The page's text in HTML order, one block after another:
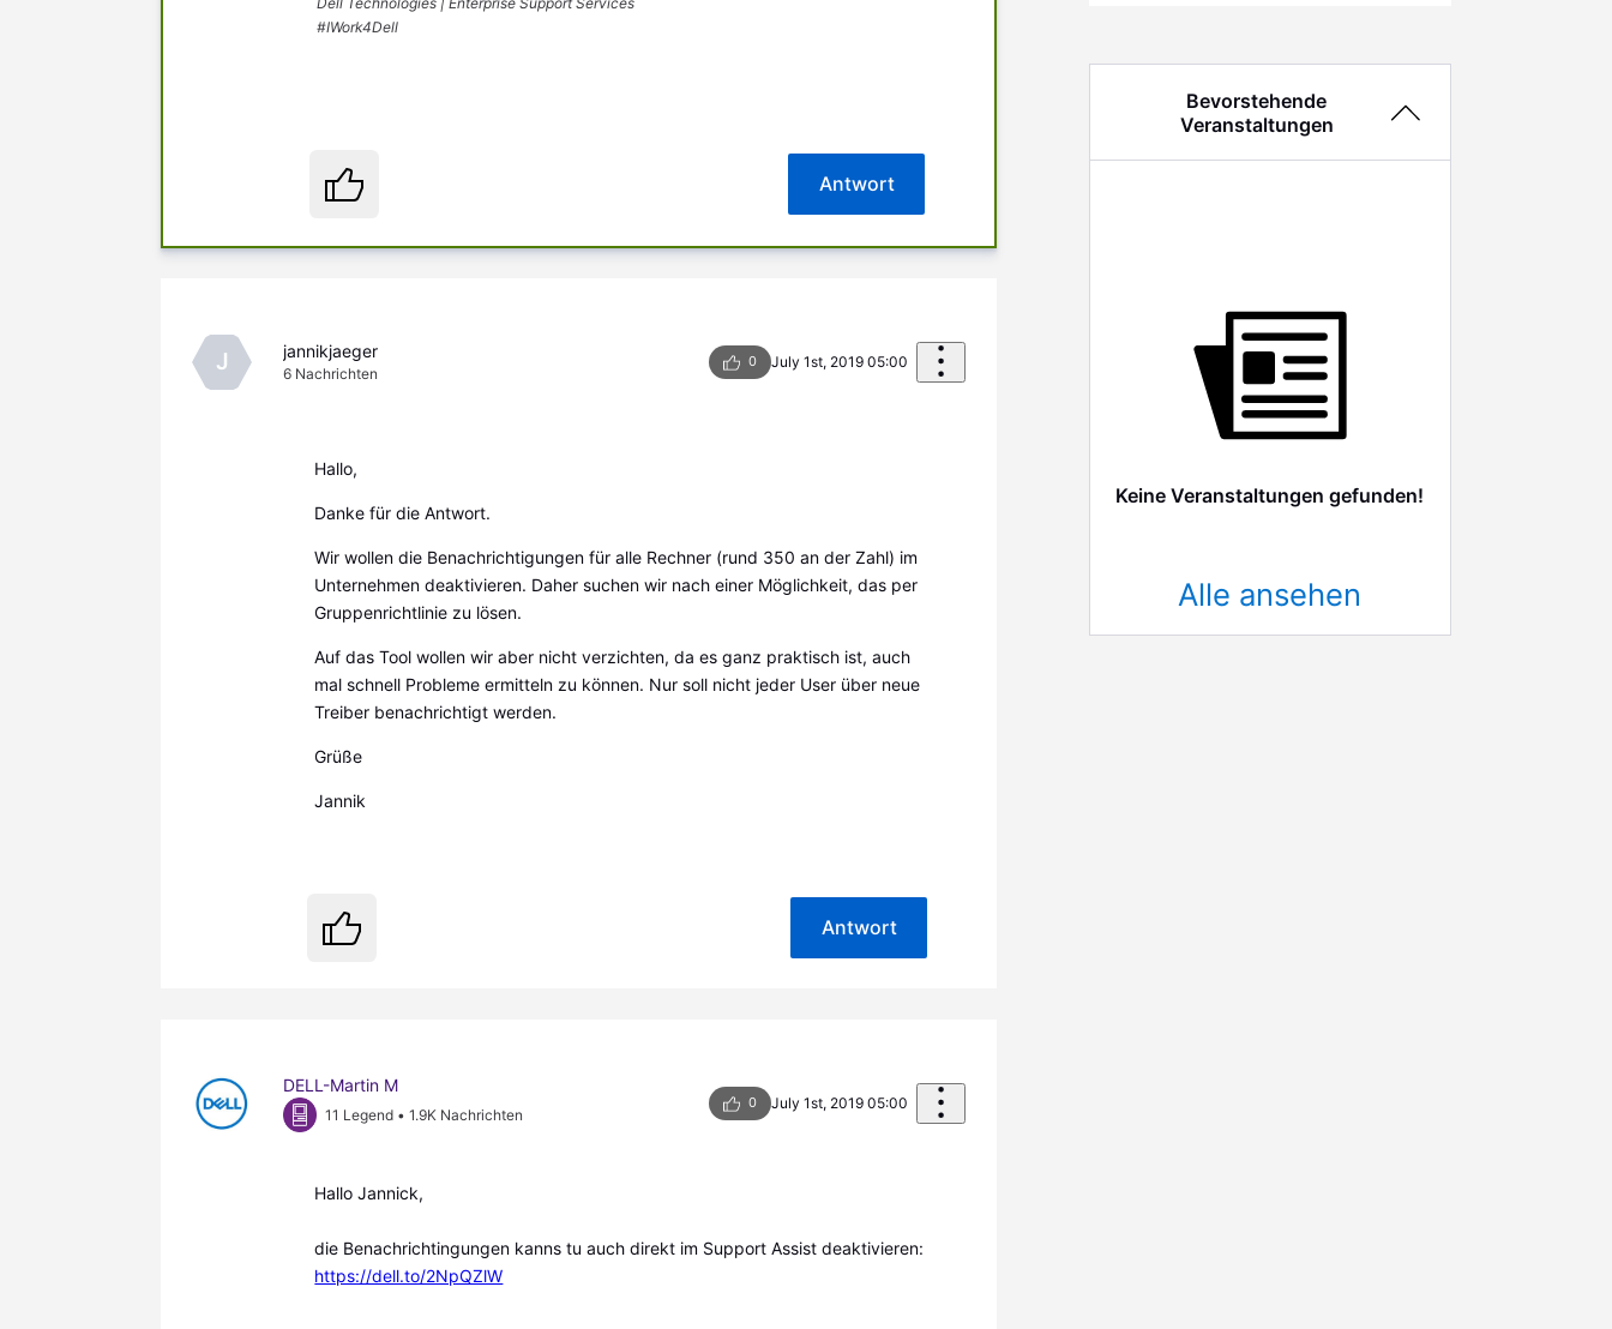
#IWork4Dell
Antwort
J jannikjaeger
6 Nachrichten
0 July 1st, 2019 05:00
Hallo,
Danke für die Antwort.
Wir wollen die Benachrichtigungen für alle Rechner (rund 350 an der Zahl) im
Unternehmen deaktivieren. Daher suchen wir nach einer Möglichkeit, das per
Gruppenrichtlinie zu lösen.
Auf das Tool wollen wir aber nicht verzichten, da es ganz praktisch ist, auch
mal schnell Probleme ermitteln zu können. Nur soll nicht jeder User über neue
Treiber benachrichtigt werden.
Grüße
Jannik
Antwort
DELL-Martin M
11 Legend• 1.9K Nachrichten
0 July 1st, 2019 05:00
Hallo Jannick,
die Benachrichtingungen kanns tu auch direkt im Support Assist deaktivieren:
https://dell.to/2NpQZlW
Bevorstehende
Veranstaltungen
Alle ansehen
Keine Veranstaltungen gefunden!